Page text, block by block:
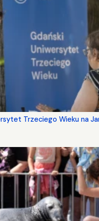
Trzeciego Wieku na